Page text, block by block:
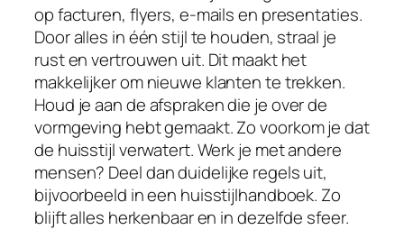
op facturen, flyers, e-mails en presentaties.
Door alles in één stijl te houden, straal je
rust en vertrouwen uit. Dit maakt het
makkelijker om nieuwe klanten te trekken.
Houd je aan de afspraken die je over de
vormgeving hebt gemaakt. Zo voorkom je dat
de huisstijl verwatert. Werk je met andere
mensen? Deel dan duidelijke regels uit,
bijvoorbeeld in een huisstijlhandboek. Zo
blijft alles herkenbaar en in dezelfde sfeer.